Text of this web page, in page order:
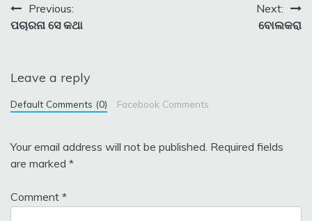
Post
navigation
Previous:
ପଚାରନା ସେ କଥା
Next:
ବୋଲକରା
Leave a reply
Default Comments (0) Facebook Comments
Your email address will not be published. Required fields
are marked *
Comment *